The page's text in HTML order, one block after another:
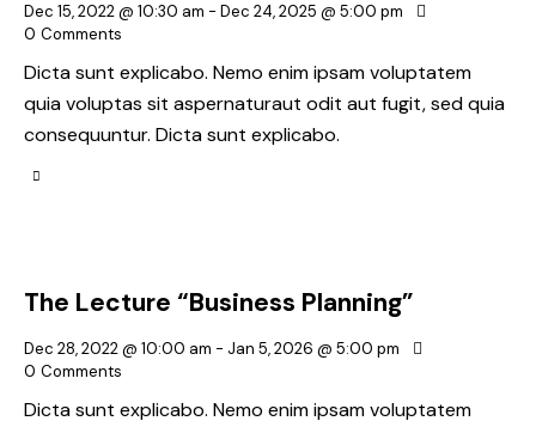
Dec 15, 2022 @ 10:30 am - Dec 24, 2025 @ 5:00 pm
0 Comments
Dicta sunt explicabo. Nemo enim ipsam voluptatem
quia voluptas sit aspernaturaut odit aut fugit, sed quia
consequuntur. Dicta sunt explicabo.
The Lecture “Business Planning”
Dec 28, 2022 @ 10:00 am - Jan 5, 2026 @ 5:00 pm
0 Comments
Dicta sunt explicabo. Nemo enim ipsam voluptatem